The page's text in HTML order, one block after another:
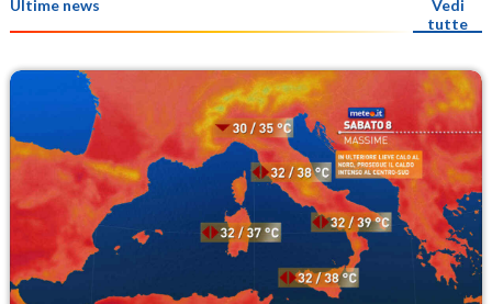
Ultime news
Vedi
tutte